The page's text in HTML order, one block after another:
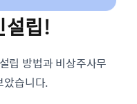
설립!
립 방법과 비상주사무
았습니다.